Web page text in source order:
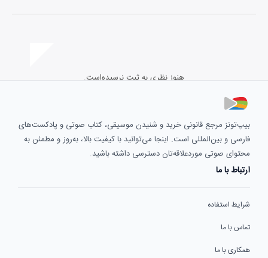
هنوز نظری به ثبت نرسیده‌است.
بیپ‌تونز مرجع قانونی خرید و شنیدن موسیقی، کتاب صوتی و پادکست‌های
فارسی و بین‌المللی است. اینجا می‌توانید با کیفیت بالا، به‌روز و مطمئن به
محتوای صوتی موردعلاقه‌تان دسترسی داشته باشید.
ارتباط با ما
شرایط استفاده
تماس با ما
همکاری با ما